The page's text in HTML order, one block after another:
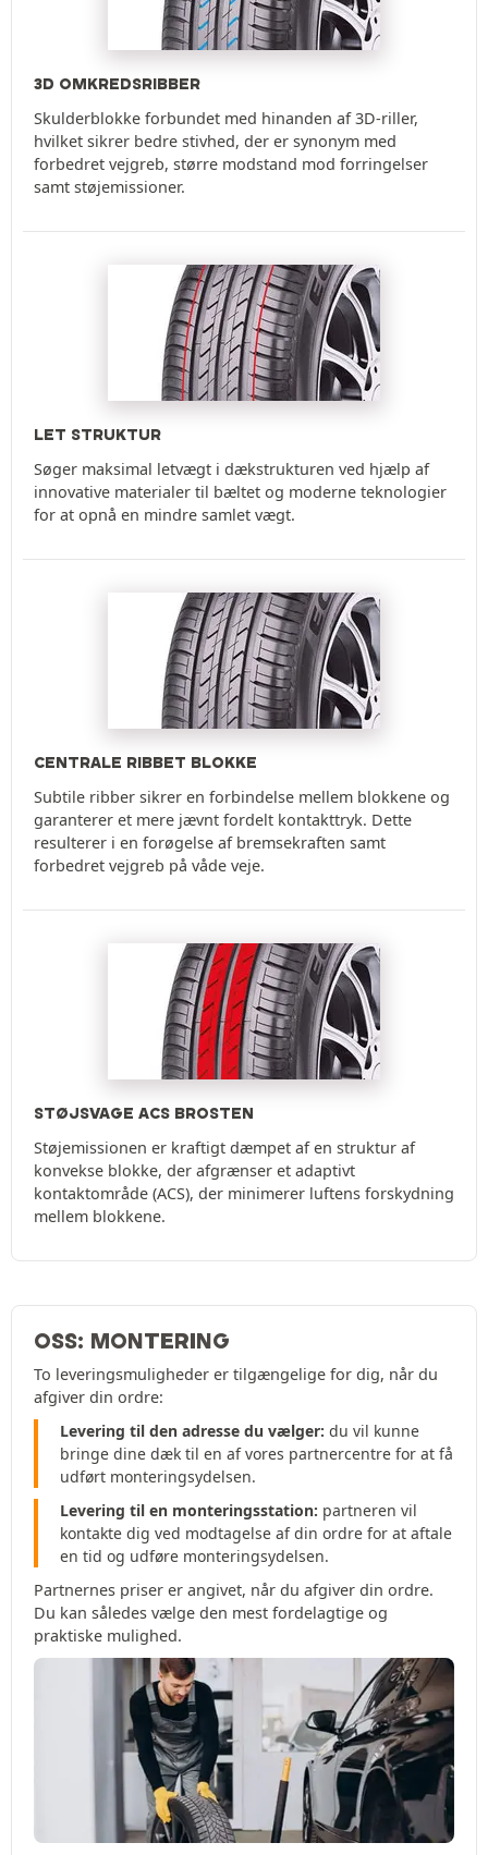
3D OMKREDSRIBBER
Skulderblokke forbundet med hinanden af 3D-riller,
hvilket sikrer bedre stivhed, der er synonym med
forbedret vejgreb, større modstand mod forringelser
samt støjemissioner.
LET STRUKTUR
Søger maksimal letvægt i dækstrukturen ved hjælp af
innovative materialer til bæltet og moderne teknologier
for at opnå en mindre samlet vægt.
CENTRALE RIBBET BLOKKE
Subtile ribber sikrer en forbindelse mellem blokkene og
garanterer et mere jævnt fordelt kontakttryk. Dette
resulterer i en forøgelse af bremsekraften samt
forbedret vejgreb på våde veje.
STØJSVAGE ACS BROSTEN
Støjemissionen er kraftigt dæmpet af en struktur af
konvekse blokke, der afgrænser et adaptivt
kontaktområde (ACS), der minimerer luftens forskydning
mellem blokkene.
OSS: MONTERING
To leveringsmuligheder er tilgængelige for dig, når du
afgiver din ordre:
Levering til den adresse du vælger: du vil kunne
bringe dine dæk til en af vores partnercentre for at få
udført monteringsydelsen.
Levering til en monteringsstation: partneren vil
kontakte dig ved modtagelse af din ordre for at aftale
en tid og udføre monteringsydelsen.
Partnernes priser er angivet, når du afgiver din ordre.
Du kan således vælge den mest fordelagtige og
praktiske mulighed.